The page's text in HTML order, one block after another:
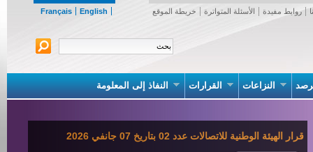
Français English روابط مفيدة الأسئلة المتواترة خريطة الموقع
النزاعات القرارات النفاذ إلى المعلومة
قرار الهيئة الوطنية للاتصالات عدد 02 بتاريخ 07 جانفي 2026